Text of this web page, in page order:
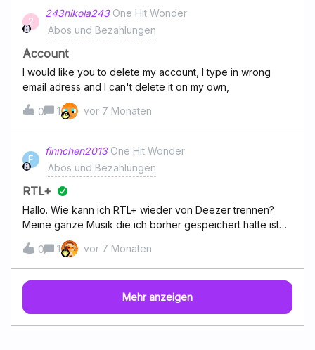
2
243nikola243 One Hit Wonder
Abos und Bezahlungen
Account
I would like you to delete my account, I type in wrong
email adress and I can't delete it on my own,
0 1 vor 7 Monaten
F
finnchen2013 One Hit Wonder
Abos und Bezahlungen
RTL+
Hallo. Wie kann ich RTL+ wieder von Deezer trennen?
Meine ganze Musik die ich borher gespeichert hatte ist
komplett weg.
0
1 vor 7 Monaten
Mehr anzeigen